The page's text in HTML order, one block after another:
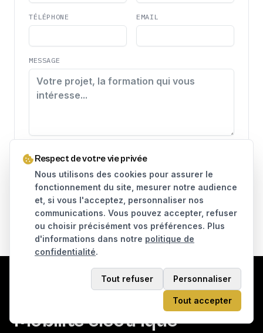
Respect de votre vie privée
Nous utilisons des cookies pour assurer le
fonctionnement du site, mesurer notre audience
et, si vous l'acceptez, personnaliser nos
communications. Vous pouvez accepter, refuser
ou choisir précisément vos préférences. Plus
d'informations dans notre politique de
confidentialité.
Tout refuser Personnaliser
Tout accepter
TÉLÉPHONE EMAIL
MESSAGE
ma demande, conformément à la
Envoyer le message
Mobilité électrique